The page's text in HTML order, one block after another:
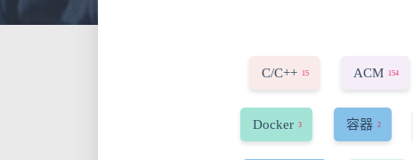
C/C++ 15 ACM 154
Docker 3 容器 2